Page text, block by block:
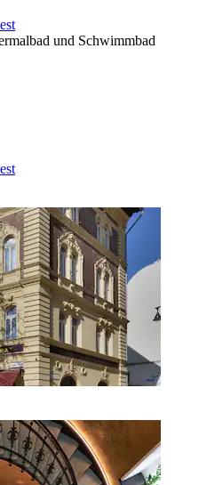
und Schwimmbad